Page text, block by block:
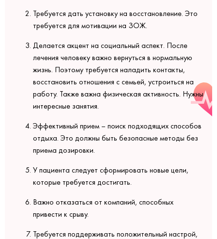
Требуется дать установку на восстановление. Это
требуется для мотивации на ЗОЖ.
Делается акцент на социальный аспект. После
лечения человеку важно вернуться в нормальную
жизнь. Поэтому требуется наладить контакты,
восстановить отношения с семьей, устроиться на
работу. Также важна физическая активность. Нужны
интересные занятия.
Эффективный прием – поиск подходящих способов
отдыха. Это должны быть безопасные методы без
приема дозировки.
У пациента следует сформировать новые цели,
которые требуется достигать.
Важно отказаться от компаний, способных
привести к срыву.
Требуется поддерживать положительный настрой,